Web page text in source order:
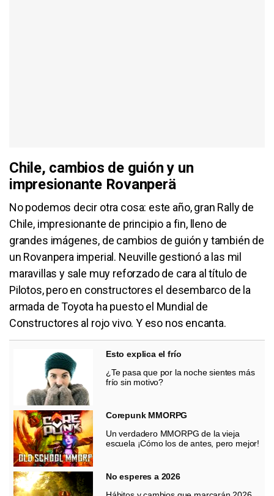
Chile, cambios de guión y un
impresionante Rovanperä
No podemos decir otra cosa: este año, gran Rally de
Chile, impresionante de principio a fin, lleno de
grandes imágenes, de cambios de guión y también de
un Rovanpera imperial. Neuville gestionó a las mil
maravillas y sale muy reforzado de cara al título de
Pilotos, pero en constructores el desembarco de la
armada de Toyota ha puesto el Mundial de
Constructores al rojo vivo. Y eso nos encanta.
Esto explica el frío
¿Te pasa que por la noche sientes más
frío sin motivo?
Corepunk MMORPG
Un verdadero MMORPG de la vieja
escuela ¡Cómo los de antes, pero mejor!
No esperes a 2026